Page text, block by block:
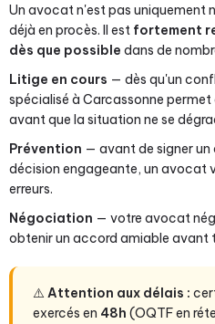
Un avocat n'est pas uniquement
déjà en procès. Il est fortement
dès que possible dans de
Litige en cours — dès qu'un
spécialisé à Carcassonne
avant que la situation ne se
Prévention — avant de signer un
décision engageante, un avocat
erreurs.
Négociation — votre avocat
obtenir un accord amiable avant
⚠️ Attention aux délais :
exercés en 48h (OQTF en